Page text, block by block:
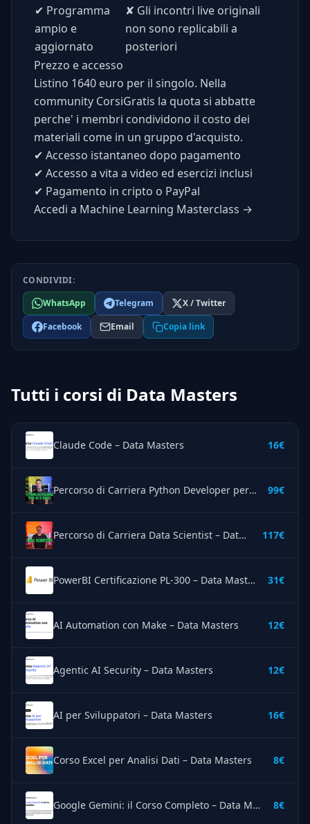
✔ Programma
ampio e
aggiornato
✘ Gli incontri live originali
non sono replicabili a
posteriori
Prezzo e accesso
Listino 1640 euro per il singolo. Nella
community CorsiGratis la quota si abbatte
perche' i membri condividono il costo dei
materiali come in un gruppo d'acquisto.
✔ Accesso istantaneo dopo pagamento
✔ Accesso a vita a video ed esercizi inclusi
✔ Pagamento in cripto o PayPal
Accedi a Machine Learning Masterclass →
CONDIVIDI:
WhatsApp
Telegram
X / Twitter
Facebook
Email Copia link
Tutti i corsi di Data Masters
Claude Code – Data Masters 16€
Percorso di Carriera Python Developer per AI & Data – Data Masters 99€
Percorso di Carriera Data Scientist – Data Masters 117€
PowerBI Certificazione PL-300 – Data Masters 31€
AI Automation con Make – Data Masters 12€
Agentic AI Security – Data Masters 12€
AI per Sviluppatori – Data Masters 16€
Corso Excel per Analisi Dati – Data Masters 8€
Google Gemini: il Corso Completo – Data Masters 8€